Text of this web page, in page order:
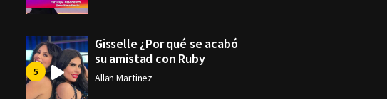
Gisselle ¿Por qué se acabó
su amistad con Ruby
Allan Martinez